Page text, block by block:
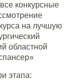
конкурсные
на лучшую
областной
этапа: